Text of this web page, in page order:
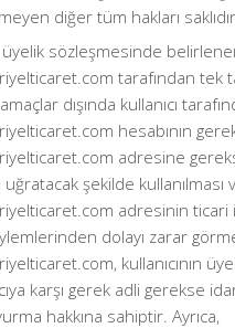
diğer tüm hakları
üyelik sözleşmesinde
tarafından tek
dışında kullanıcı
hesabının
adresine
şekilde kullanılması
adresinin ticari
dolayı zarar
kullanıcının
karşı gerek adli gerekse
hakkına sahiptir. Ayrıca,